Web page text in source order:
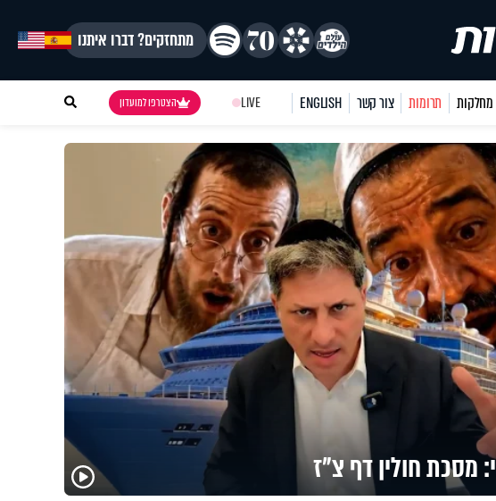
מתחזקים? דברו איתנו
מחלקות תרומות צור קשר ENGLISH
LIVE הצטרפו למועדון
מסכת חולין דף צ"ז